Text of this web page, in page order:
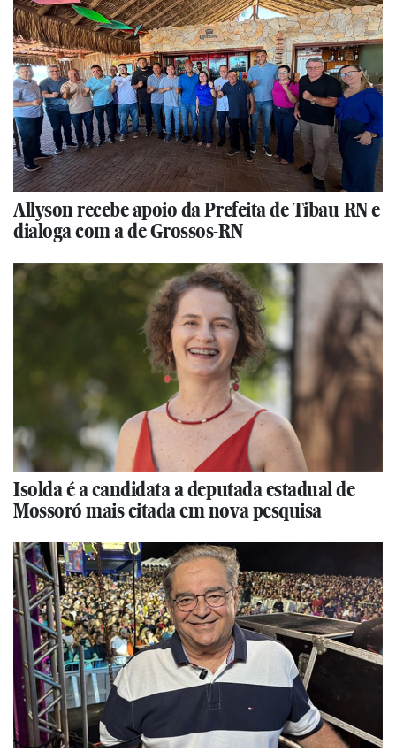
Allyson recebe apoio da Prefeita de Tibau-RN e
dialoga com a de Grossos-RN
Isolda é a candidata a deputada estadual de
Mossoró mais citada em nova pesquisa